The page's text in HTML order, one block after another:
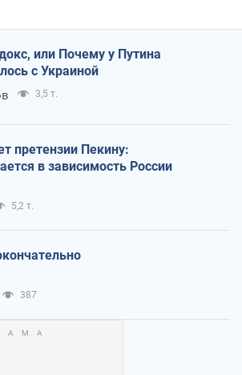
или Почему у Путина
с Украиной
3,5 т.
претензии Пекину:
в зависимость России
5,2 т.
387